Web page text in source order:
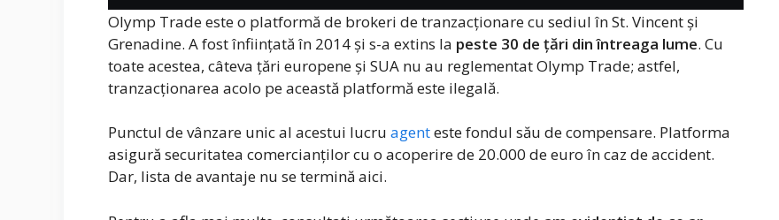
Olymp Trade este o platformă de brokeri de tranzacționare cu sediul în St. Vincent și
Grenadine. A fost înființată în 2014 și s-a extins la peste 30 de țări din întreaga lume. Cu
toate acestea, câteva țări europene și SUA nu au reglementat Olymp Trade; astfel,
tranzacționarea acolo pe această platformă este ilegală.
Punctul de vânzare unic al acestui lucru agenteste fondul său de compensare. Platforma
asigură securitatea comercianților cu o acoperire de 20.000 de euro în caz de accident.
Dar, lista de avantaje nu se termină aici.